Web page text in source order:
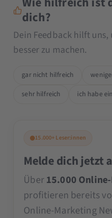
dich?
Dein Feedback hilft
besser zu machen.
gar nicht hilfreich
sehr hilfreich
ich habe
15.000+ Leser:innen
Melde dich jetzt
Über15.000
profitieren bereits
Online-Marketing